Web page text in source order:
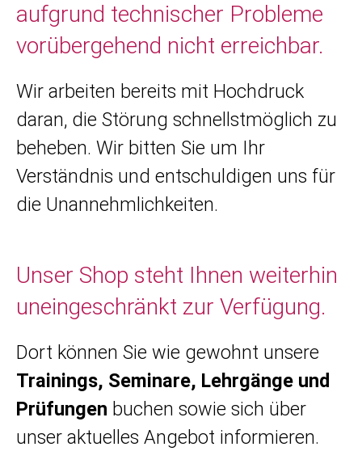
aufgrund technischer Probleme
vorübergehend nicht erreichbar.
Wir arbeiten bereits mit Hochdruck
daran, die Störung schnellstmöglich zu
beheben. Wir bitten Sie um Ihr
Verständnis und entschuldigen uns für
die Unannehmlichkeiten.
Unser Shop steht Ihnen weiterhin
uneingeschränkt zur Verfügung.
Dort können Sie wie gewohnt unsere
Trainings, Seminare, Lehrgänge und
Prüfungen buchen sowie sich über
unser aktuelles Angebot informieren.